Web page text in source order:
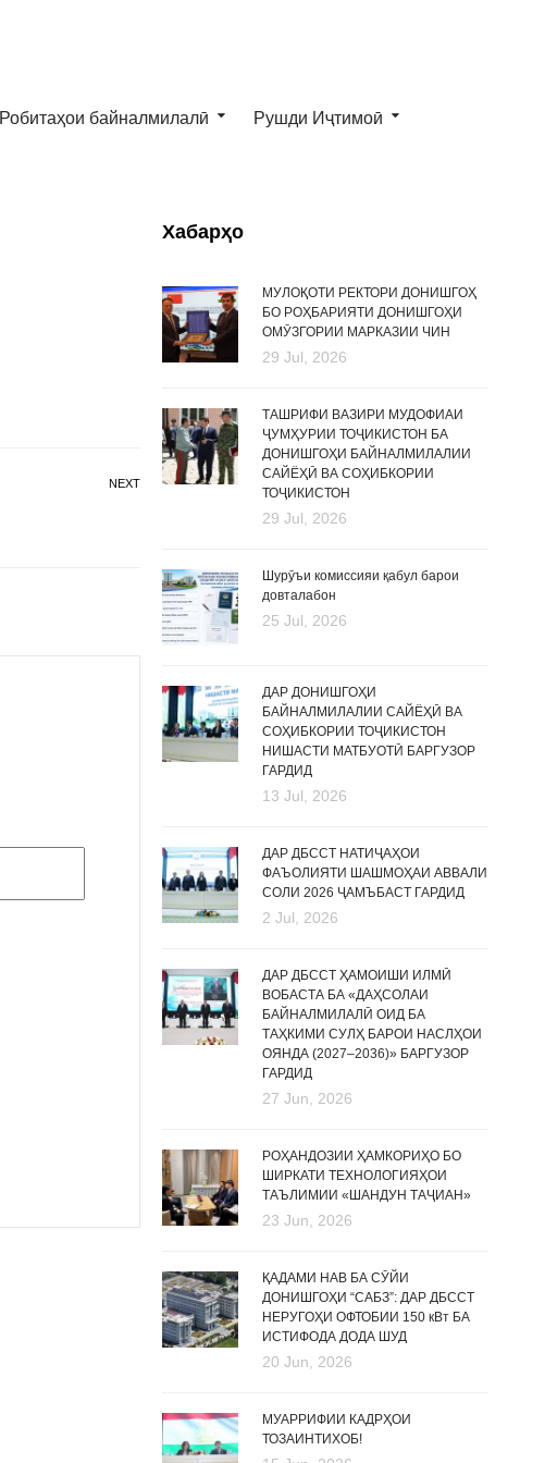
Робитаҳои байналмилалӣ Рушди Иҷтимоӣ
NEXT
Хабарҳо
МУЛОҚОТИ РЕКТОРИ ДОНИШГОҲ
БО РОҲБАРИЯТИ ДОНИШГОҲИ
ОМӮЗГОРИИ МАРКАЗИИ ЧИН
29 Jul, 2026
ТАШРИФИ ВАЗИРИ МУДОФИАИ
ҶУМҲУРИИ ТОҶИКИСТОН БА
ДОНИШГОҲИ БАЙНАЛМИЛАЛИИ
САЙЁҲӢ ВА СОҲИБКОРИИ
ТОҶИКИСТОН
29 Jul, 2026
Шурӯъи комиссияи қабул барои
довталабон
25 Jul, 2026
ДАР ДОНИШГОҲИ
БАЙНАЛМИЛАЛИИ САЙЁҲӢ ВА
СОҲИБКОРИИ ТОҶИКИСТОН
НИШАСТИ МАТБУОТӢ БАРГУЗОР
ГАРДИД
13 Jul, 2026
ДАР ДБССТ НАТИҶАҲОИ
ФАЪОЛИЯТИ ШАШМОҲАИ АВВАЛИ
СОЛИ 2026 ҶАМЪБАСТ ГАРДИД
2 Jul, 2026
ДАР ДБССТ ҲАМОИШИ ИЛМӢ
ВОБАСТА БА «ДАҲСОЛАИ
БАЙНАЛМИЛАЛӢ ОИД БА
ТАҲКИМИ СУЛҲ БАРОИ НАСЛҲОИ
ОЯНДА (2027–2036)» БАРГУЗОР
ГАРДИД
27 Jun, 2026
РОҲАНДОЗИИ ҲАМКОРИҲО БО
ШИРКАТИ ТЕХНОЛОГИЯҲОИ
ТАЪЛИМИИ «ШАНДУН ТАҶИАН»
23 Jun, 2026
ҚАДАМИ НАВ БА СӮЙИ
ДОНИШГОҲИ “САБЗ”: ДАР ДБССТ
НЕРУГОҲИ ОФТОБИИ 150 кВт БА
ИСТИФОДА ДОДА ШУД
20 Jun, 2026
МУАРРИФИИ КАДРҲОИ
ТОЗАИНТИХОБ!